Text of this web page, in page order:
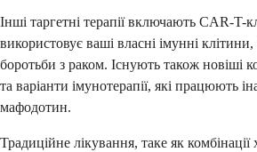
Інші таргетні терапії включають CAR-T-
використовує ваші власні імунні
боротьби з раком. Існують також новіші
та варіанти імунотерапії, які працюють
мафодотин.
Традиційне лікування, таке як комбінації